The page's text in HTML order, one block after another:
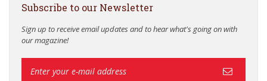
Subscribe to our Newsletter
Sign up to receive email updates and to hear what's going on with
our magazine!